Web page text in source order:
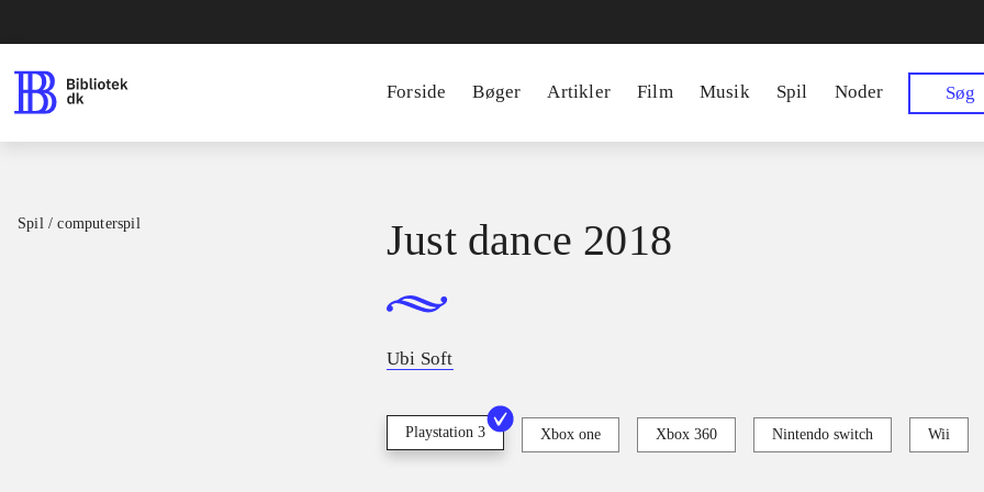
Forside Bøger Artikler Film Musik Spil Noder Søg
Spil / computerspil Just dance 2018
Ubi Soft
Playstation 3 Xbox one Xbox 360 Nintendo switch Wii